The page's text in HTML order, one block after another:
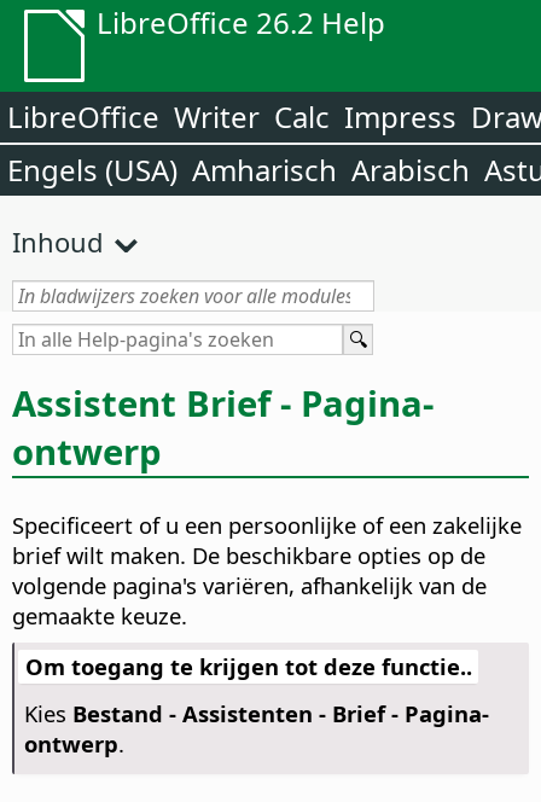
LibreOffice 26.2 Help
LibreOffice Writer Calc Impress
Engels (USA) Amharisch Arabisch
Inhoud
Assistent Brief - Pagina-
ontwerp
Specificeert of u een persoonlijke of een zakelijke
brief wilt maken. De beschikbare opties op de
volgende pagina's variëren, afhankelijk van de
gemaakte keuze.
Om toegang te krijgen tot deze functie..
Kies Bestand - Assistenten - Brief - Pagina-
ontwerp.